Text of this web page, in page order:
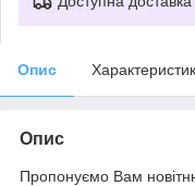
Опис
Опис
Пропонуємо Вам